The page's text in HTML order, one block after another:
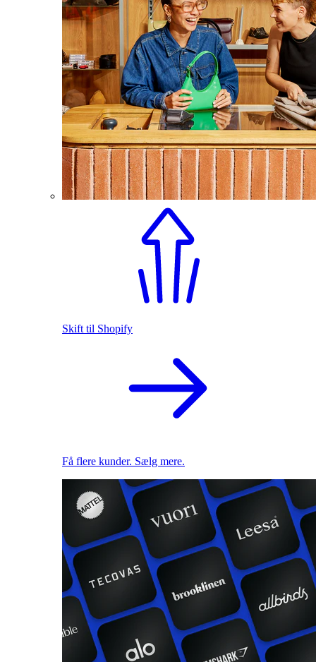
Skift til Shopify
Få flere kunder. Sælg mere.